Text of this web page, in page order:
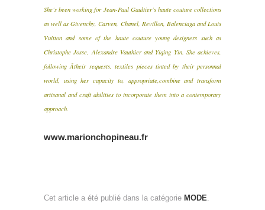
She’s been working for Jean-Paul Gaultier’s haute couture collections
as well as Givenchy, Carven, Chanel, Revillon, Balenciaga and Louis
Vuitton and some of the haute couture young designers such as
Christophe Josse, Alexandre Vauthier and Yiqing Yin. She achieves,
following Â­their requests, textiles pieces tinted by their personnal
world, using her capacity to, appropriate,combine and transform
artisanal and craft abilities to incorporate them into a contemporary
approach.
www.marionchopineau.fr
Cet article a été publié dans la catégorie MODE.